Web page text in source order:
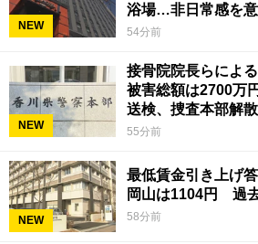
NEW
浴場…非日常感を
54分前
NEW
接骨院院長らによ
被害総額は2700万
送検、捜査本部解散
55分前
NEW
最低賃金引き上げ
岡山は1104円 過
58分前